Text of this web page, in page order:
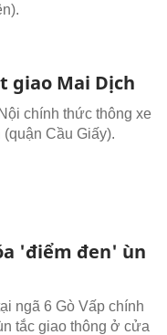
giao Mai Dịch
chính thức thông xe
Cầu Giấy).
'điểm đen' ùn
ngã 6 Gò Vấp chính
tắc giao thông ở cửa